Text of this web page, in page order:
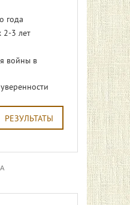
года
2-3 лет
войны в
РЕЗУЛЬТАТЫ